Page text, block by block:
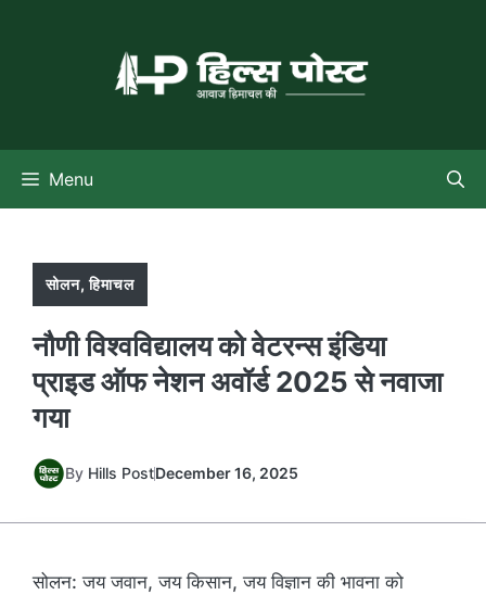
Menu
सोलन,हिमाचल
नौणी विश्वविद्यालय को वेटरन्स इंडिया
प्राइड ऑफ नेशन अवॉर्ड 2025 से नवाजा
गया
By Hills PostDecember 16, 2025
सोलन: जय जवान, जय किसान, जय विज्ञान की भावना को